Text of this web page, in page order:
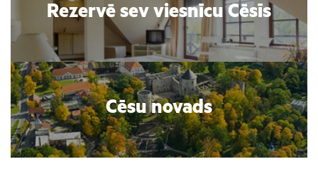
Rezervē sev viesnīcu Cēsīs
Cēsu novads